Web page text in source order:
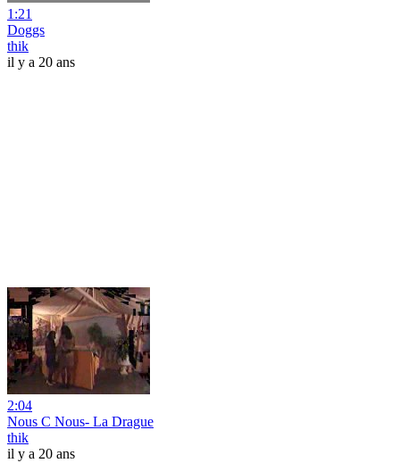
1:21
Doggs
thik
il y a 20 ans
2:04
Nous C Nous- La Drague
thik
il y a 20 ans